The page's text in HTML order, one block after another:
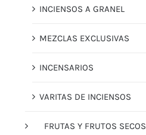
INCIENSOS A GRANEL
MEZCLAS EXCLUSIVAS
INCENSARIOS
VARITAS DE INCIENSOS
FRUTAS Y FRUTOS SECOS